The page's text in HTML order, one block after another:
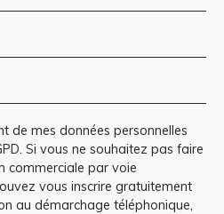
de mes données personnelles
Si vous ne souhaitez pas faire
commerciale par voie
vous inscrire gratuitement
au démarchage téléphonique,